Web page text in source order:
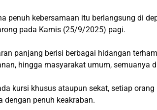
penuh kebersamaan itu berlangsung di
pada Kamis (25/9/2025) pagi.
panjang berisi berbagai hidangan
hingga masyarakat umum, semuanya
kursi khusus ataupun sekat, setiap
dengan penuh keakraban.